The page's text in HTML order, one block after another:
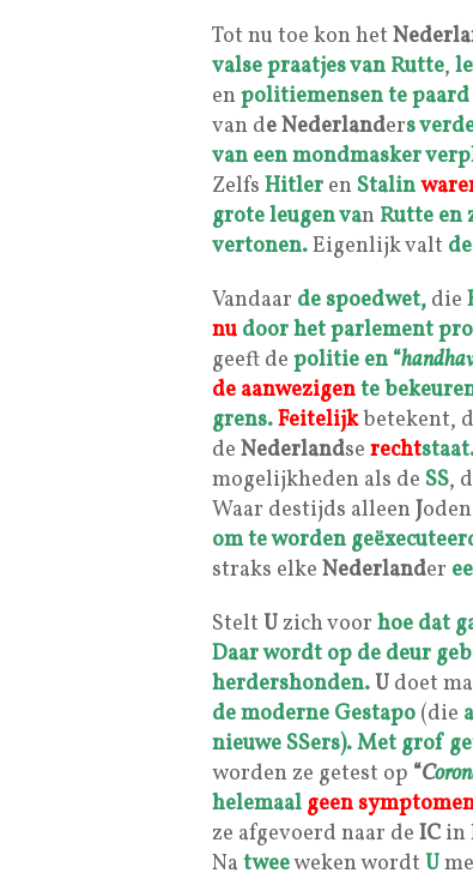
Tot nu toe kon het
valse praatjes van Rutte,
en politiemensen te
van de Nederlanders
van een mondmasker
Zelfs Hitler en Stalin
grote leugen van Rutte en
vertonen.Eigenlijk valt
Vandaar de spoedwet, die
nu door het parlement
geeft de politie en “
de aanwezigente
grens.Feitelijkbetekent,
de Nederlandse recht
mogelijkheden als de SS,
Waar destijds alleen J
om te worden
straks elke Nederlander
Stelt Uzich voor hoe dat
Daar wordt op de deur
herdershonden. U doet
de moderne Gestapo (die
nieuwe SSers).Met grof
worden ze getest op “C
helemaal geen
ze afgevoerd naar de IC in
Na tweeweken wordt U